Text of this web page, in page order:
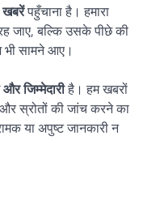
खबरेंपहुँचाना है। हमारा
जाए, बल्कि उसके पीछे की
सामने आए।
और जिम्मेदारीहै। हम खबरों
स्रोतों की जांच करने का
या अपुष्ट जानकारी न